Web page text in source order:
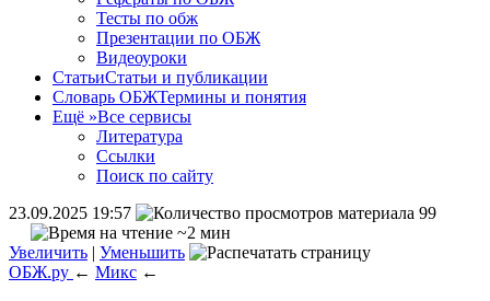
Тесты по обж
Презентации по ОБЖ
Видеоуроки
СтатьиСтатьи и публикации
Словарь ОБЖТермины и понятия
Ещё »Все сервисы
Литература
Ссылки
Поиск по сайту
23.09.2025 19:57
99
~2 мин
Увеличить | Уменьшить
ОБЖ.ру ← Микс ←